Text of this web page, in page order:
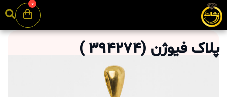
پلاک فیوژن(
394274
)